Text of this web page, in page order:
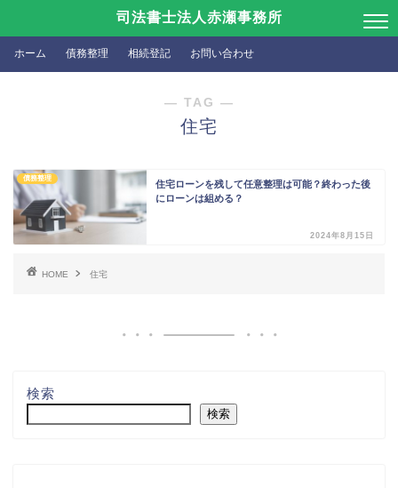
司法書士法人赤瀬事務所
ホーム 債務整理 相続登記 お問い合わせ
― TAG ―
住宅
債務整理
住宅ローンを残して任意整理は可能？終わった後
にローンは組める？
2024年8月15日
HOME 住宅
検索
検索